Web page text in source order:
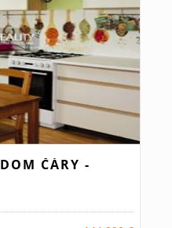
ČÁRY -